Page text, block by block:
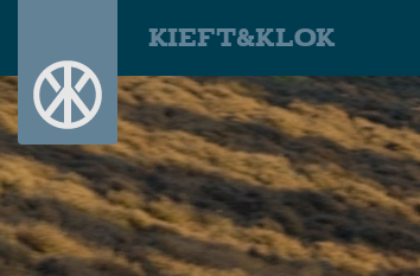
KIEFT&KLOK